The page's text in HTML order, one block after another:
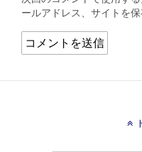
ールアドレス、サイトを保